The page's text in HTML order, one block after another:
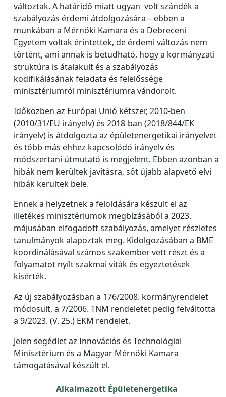
változtak. A határidő miatt ugyan volt szándék a
szabályozás érdemi átdolgozására – ebben a
munkában a Mérnöki Kamara és a Debreceni
Egyetem voltak érintettek, de érdemi változás nem
történt, ami annak is betudható, hogy a kormányzati
struktúra is átalakult és a szabályozás
kodifikálásának feladata és felelőssége
minisztériumról minisztériumra vándorolt.
Időközben az Európai Unió kétszer, 2010-ben
(2010/31/EU irányelv) és 2018-ban (2018/844/EK
irányelv) is átdolgozta az épületenergetikai irányelvet
és több más ehhez kapcsolódó irányelv és
módszertani útmutató is megjelent. Ebben azonban a
hibák nem kerültek javításra, sőt újabb alapvető elvi
hibák kerültek bele.
Ennek a helyzetnek a feloldására készült el az
illetékes minisztériumok megbízásából a 2023.
májusában elfogadott szabályozás, amelyet részletes
tanulmányok alapoztak meg. Kidolgozásában a BME
koordinálásával számos szakember vett részt és a
folyamatot nyílt szakmai viták és egyeztetések
kísérték.
Az új szabályozásban a 176/2008. kormányrendelet
módosult, a 7/2006. TNM rendeletet pedig felváltotta
a 9/2023. (V. 25.) EKM rendelet.
Jelen segédlet az Innovációs és Technológiai
Minisztérium és a Magyar Mérnöki Kamara
támogatásával készült el.
Alkalmazott Épületenergetika